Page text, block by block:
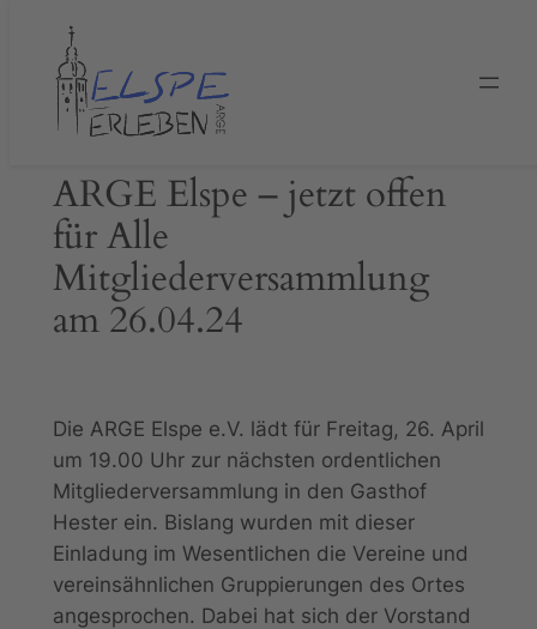
springen
ARGE Elspe – jetzt offen
für Alle
Mitgliederversammlung
am 26.04.24
Die ARGE Elspe e.V. lädt für Freitag, 26. April
um 19.00 Uhr zur nächsten ordentlichen
Mitgliederversammlung in den Gasthof
Hester ein. Bislang wurden mit dieser
Einladung im Wesentlichen die Vereine und
vereinsähnlichen Gruppierungen des Ortes
angesprochen. Dabei hat sich der Vorstand